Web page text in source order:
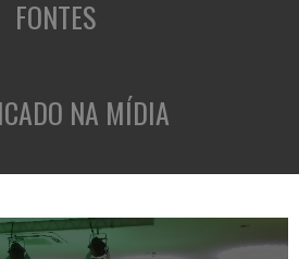
FONTES
NA MÍDIA